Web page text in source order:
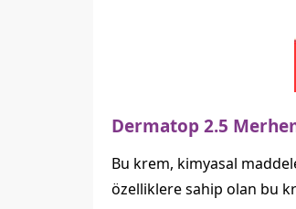
Dermatop 2.5
Bu krem, kimyasal
özelliklere sahip olan bu